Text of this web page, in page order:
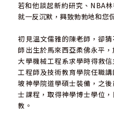
若和他談起新約研究、NBA
就一反沉默，興致勃勃地和您
初見溫文儒雅的陳老師，卻
師出生於馬來西亞柔佛永平
大學機械工程系求學時得救
工程師及技術教育學院任職
坡神學院道學碩士裝備，之
士課程，取得神學博士學位
教。